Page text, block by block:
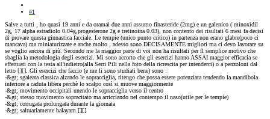
#1
Salve a tutti , ho quasi 19 anni e da oramai due anni assumo finasteride (2mg) e un galenico ( minoxidil
2g, 17 alpha estradiolo 0.04g,progesterone 2g e tretinoina 0.03), non contento dei risultati 6 mesi fa decisi
di provare questa ginnastica facciale. Le tempie (unico punto critico) in partenza non erano glabre(poco ci
mancava) ma miniaturizzate e anche molto , adesso sono DECISAMENTE migliori ma ci devo lavorare su
se voglio ancora di più. Secondo me la maggior parte di voi non ha risultati per il semplice motivo che
sbaglia la metodologia degli esercizi. Mi sono accorto che gli esercizi hanno ASSAI maggior efficacia se
effettuati con la testa all'indietro(alla Serri Pili nella foto della ricrescita per intenderci) o a penzoloni dal
letto [][]. Gli esercizi che faccio (e me li sono studiati bene) sono :
-&gt; sgaleata classica alzando le sopracciglia, ritengo che possa essere potenziata tendendo la mandibola
inferiore a caduta libera perchè lo scalpo così si muove maggiormente
-&gt; movimento occipitali unendo le sopracciglia verso il centro
-&gt; stesso movimento sopracitato ma arricciando nel contempo il naso(utile per le tempie)
-&gt; corrugata prolungata durante la giornata
-&gt; saltuariamente balayam [][]